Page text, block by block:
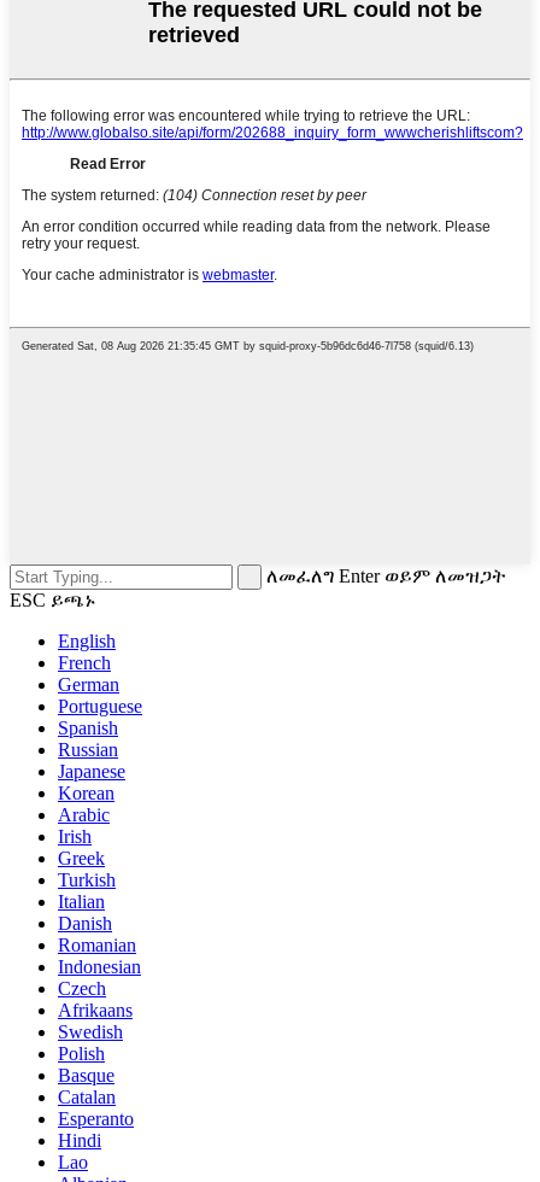
ለመፈለግ Enter ወይም ለመዝጋት
ESC ይጫኑ
English
French
German
Portuguese
Spanish
Russian
Japanese
Korean
Arabic
Irish
Greek
Turkish
Italian
Danish
Romanian
Indonesian
Czech
Afrikaans
Swedish
Polish
Basque
Catalan
Esperanto
Hindi
Lao